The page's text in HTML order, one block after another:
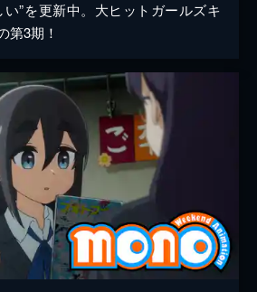
”を更新中。大ヒットガールズキ
第3期！